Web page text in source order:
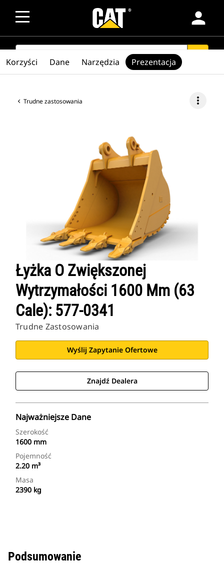
person
SEARCH
Trudne zastosowania more_vert
Łyżka O Zwiększonej
Wytrzymałości 1600 Mm (63
Cale): 577-0341
Trudne Zastosowania
Wyślij Zapytanie Ofertowe
Znajdź Dealera
Najważniejsze Dane
Szerokość
1600 mm
Pojemność
2.20 m³
Masa
2390 kg
Korzyści Dane Narzędzia Prezentacja
Podsumowanie